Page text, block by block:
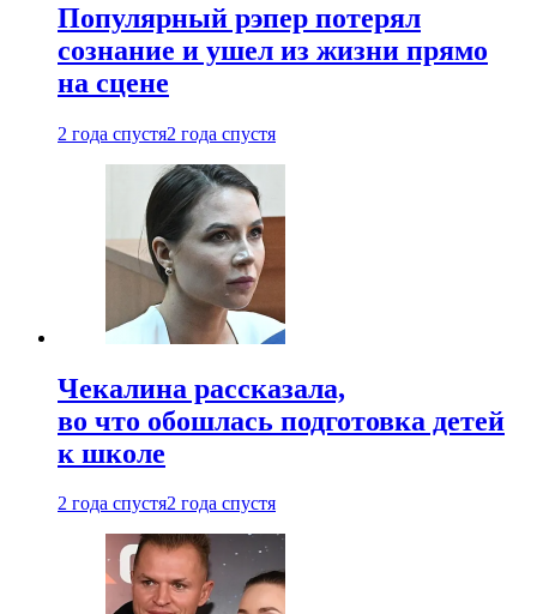
Популярный рэпер потерял
сознание и ушел из жизни прямо
на сцене
2 года спустя2 года спустя
Чекалина рассказала,
во что обошлась подготовка детей
к школе
2 года спустя2 года спустя